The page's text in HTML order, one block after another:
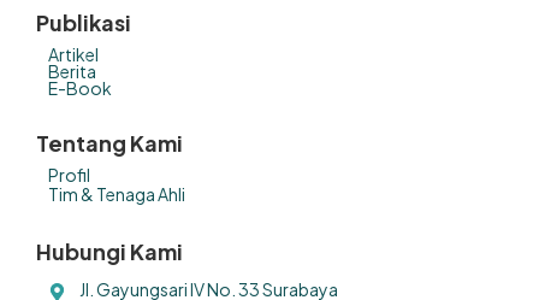
Publikasi
Artikel
Berita
E-Book
Tentang Kami
Profil
Tim & Tenaga Ahli
Hubungi Kami
Jl. Gayungsari IV No. 33 Surabaya